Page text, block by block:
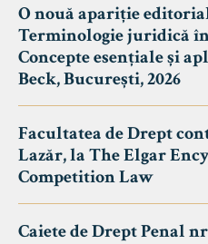
O nouă apariție
Terminologie juridică
Concepte esențiale și
Beck, București, 2026
Facultatea de Drept
Lazăr, la The Elgar
Competition Law
Caiete de Drept Penal